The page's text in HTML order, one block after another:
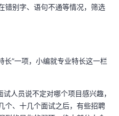
错别字、语句不通等情况，筛选
长”一项，小编就专业特长这一栏
人员说不定对哪个项目感兴趣，
个、十几个面试之后，有些招聘